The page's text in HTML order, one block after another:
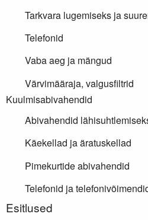
Tarkvara lugemiseks ja
Telefonid
Vaba aeg ja mängud
Värvimääraja, valgusfiltrid
Kuulmisabivahendid
Abivahendid
Käekellad ja äratuskellad
Pimekurtide abivahendid
Telefonid ja
Lisainfo
Esitlused